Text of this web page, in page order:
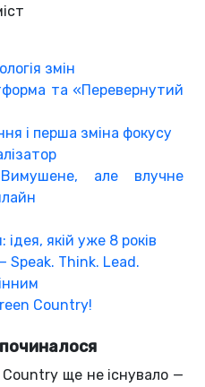
змін
та «Перевернутий
і перша зміна фокусу
але влучне
якій уже 8 років
Speak. Think. Lead.
Country!
ще не існувало —